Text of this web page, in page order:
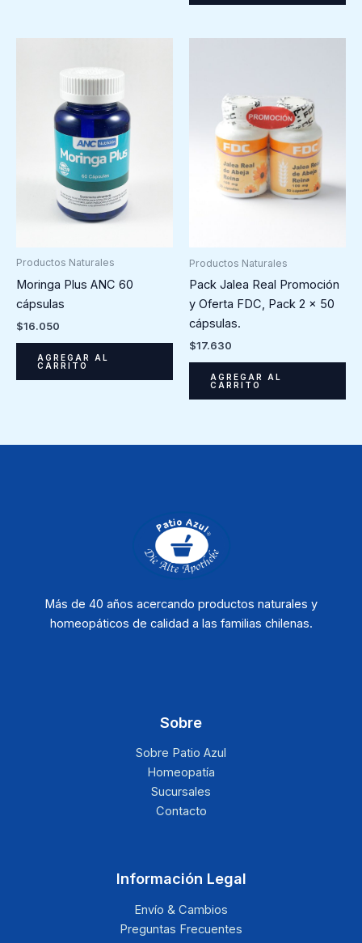
Productos Naturales
Moringa Plus ANC 60
cápsulas
$16.050
AGREGAR AL
CARRITO
Productos Naturales
Pack Jalea Real Promoción
y Oferta FDC, Pack 2 x 50
cápsulas.
$17.630
AGREGAR AL
CARRITO
Más de 40 años acercando productos naturales y
homeopáticos de calidad a las familias chilenas.
Sobre
Sobre Patio Azul
Homeopatía
Sucursales
Contacto
Información Legal
Envío & Cambios
Preguntas Frecuentes